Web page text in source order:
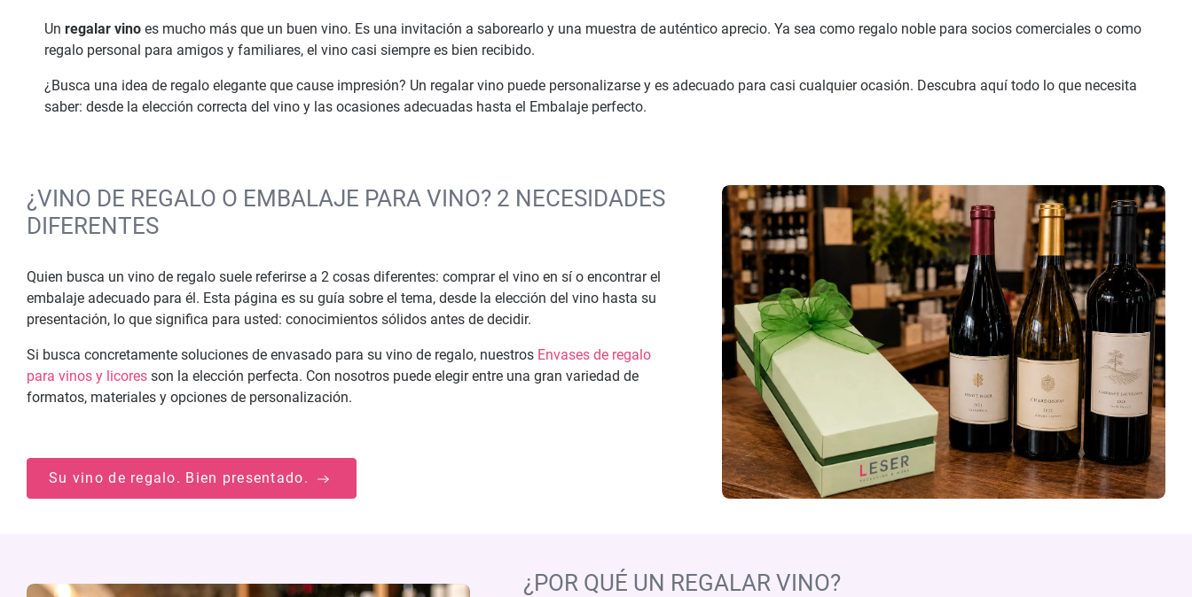
Un regalar vino es mucho más que un buen vino. Es una invitación a saborearlo y una muestra de auténtico aprecio. Ya sea como regalo noble para socios comerciales o como
regalo personal para amigos y familiares, el vino casi siempre es bien recibido.
¿Busca una idea de regalo elegante que cause impresión? Un regalar vino puede personalizarse y es adecuado para casi cualquier ocasión. Descubra aquí todo lo que necesita
saber: desde la elección correcta del vino y las ocasiones adecuadas hasta el Embalaje perfecto.
¿VINO DE REGALO O EMBALAJE PARA VINO? 2 NECESIDADES
DIFERENTES
Quien busca un vino de regalo suele referirse a 2 cosas diferentes: comprar el vino en sí o encontrar el
embalaje adecuado para él. Esta página es su guía sobre el tema, desde la elección del vino hasta su
presentación, lo que significa para usted: conocimientos sólidos antes de decidir.
Si busca concretamente soluciones de envasado para su vino de regalo, nuestros Envases de regalo
para vinos y licores son la elección perfecta. Con nosotros puede elegir entre una gran variedad de
formatos, materiales y opciones de personalización.
Su vino de regalo. Bien presentado.
¿POR QUÉ UN REGALAR VINO?